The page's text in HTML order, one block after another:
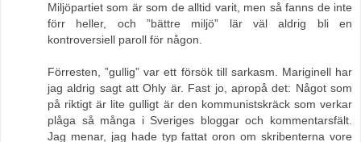
Miljöpartiet som är som de alltid varit, men så fanns de inte
förr heller, och ”bättre miljö” lär väl aldrig bli en
kontroversiell paroll för någon.
Förresten, ”gullig” var ett försök till sarkasm. Mariginell har
jag aldrig sagt att Ohly är. Fast jo, apropå det: Något som
på riktigt är lite gulligt är den kommunistskräck som verkar
plåga så många i Sveriges bloggar och kommentarsfält.
Jag menar, jag hade typ fattat oron om skribenterna vore